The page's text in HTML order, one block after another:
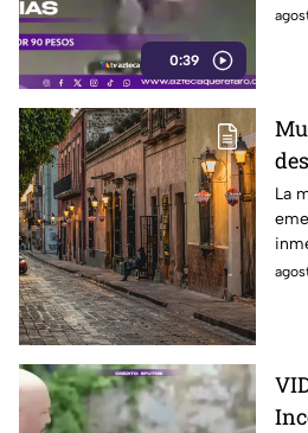
0:39
vía
La